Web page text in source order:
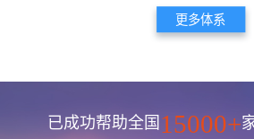
更多体系
已成功帮助全国 15000+